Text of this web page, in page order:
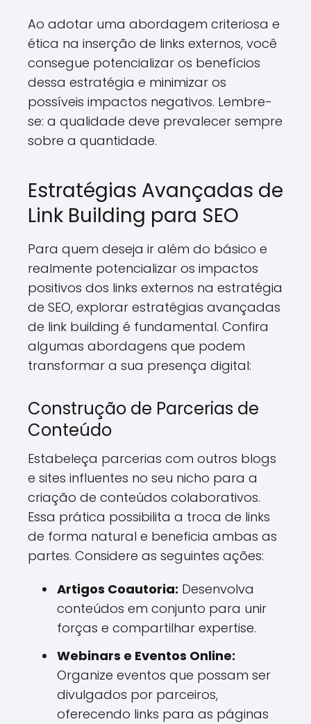
Ao adotar uma abordagem criteriosa e
ética na inserção de links externos, você
consegue potencializar os benefícios
dessa estratégia e minimizar os
possíveis impactos negativos. Lembre-
se: a qualidade deve prevalecer sempre
sobre a quantidade.
Estratégias Avançadas de
Link Building para SEO
Para quem deseja ir além do básico e
realmente potencializar os impactos
positivos dos links externos na estratégia
de SEO, explorar estratégias avançadas
de link building é fundamental. Confira
algumas abordagens que podem
transformar a sua presença digital:
Construção de Parcerias de
Conteúdo
Estabeleça parcerias com outros blogs
e sites influentes no seu nicho para a
criação de conteúdos colaborativos.
Essa prática possibilita a troca de links
de forma natural e beneficia ambas as
partes. Considere as seguintes ações:
Artigos Coautoria: Desenvolva
conteúdos em conjunto para unir
forças e compartilhar expertise.
Webinars e Eventos Online:
Organize eventos que possam ser
divulgados por parceiros,
oferecendo links para as páginas